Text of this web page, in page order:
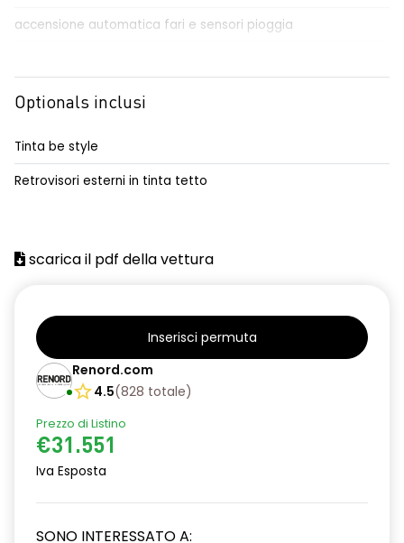
accensione automatica fari e sensori pioggia
airbag frontale conducente e passeggero
alzacristalli posteriori elettrici impulsionali
azacristalli anteriori elettrici e impulsionali
cerchi in lega da 18''
climatizzatore automatico
criterio tecnico per tetto panoramico
design cerchi in lega da 18'' diamantati black hole
disattivazione ADAS
distance warning avviso distanza di sicurezza
doppio fondo bagagliaio
Optionals inclusi
Tinta be style
Retrovisori esterni in tinta tetto
scarica il pdf della vettura
Inserisci permuta
Renord.com
4.5(828 totale)
Prezzo di Listino
€31.551
Iva Esposta
SONO INTERESSATO A: